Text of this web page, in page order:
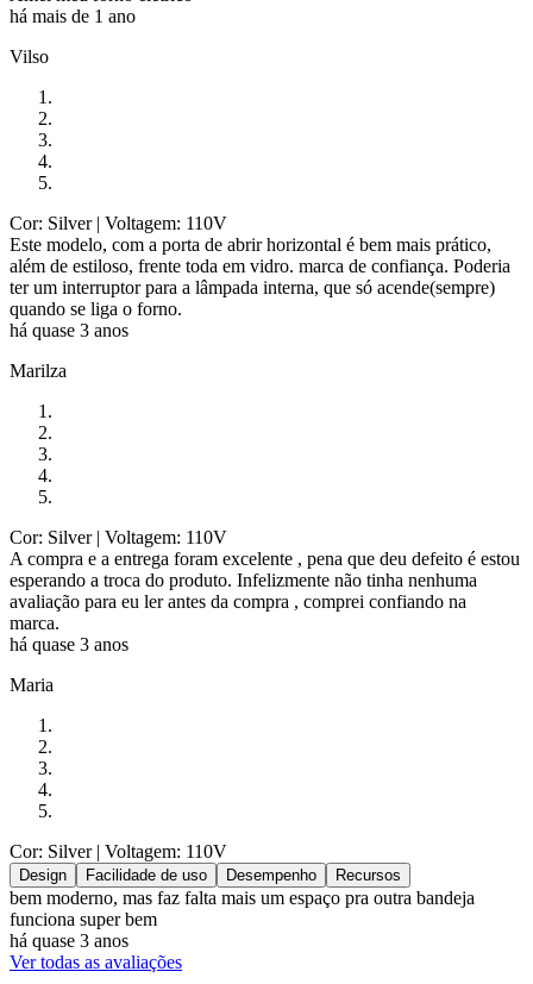
há mais de 1 ano
Vilso
Cor: Silver| Voltagem: 110V
Este modelo, com a porta de abrir horizontal é bem mais prático,
além de estiloso, frente toda em vidro. marca de confiança. Poderia
ter um interruptor para a lâmpada interna, que só acende(sempre)
quando se liga o forno.
há quase 3 anos
Marilza
Cor: Silver| Voltagem: 110V
A compra e a entrega foram excelente , pena que deu defeito é estou
esperando a troca do produto. Infelizmente não tinha nenhuma
avaliação para eu ler antes da compra , comprei confiando na
marca.
há quase 3 anos
Maria
Cor: Silver| Voltagem: 110V
Design Facilidade de uso Desempenho Recursos
bem moderno, mas faz falta mais um espaço pra outra bandeja
funciona super bem
há quase 3 anos
Ver todas as avaliações